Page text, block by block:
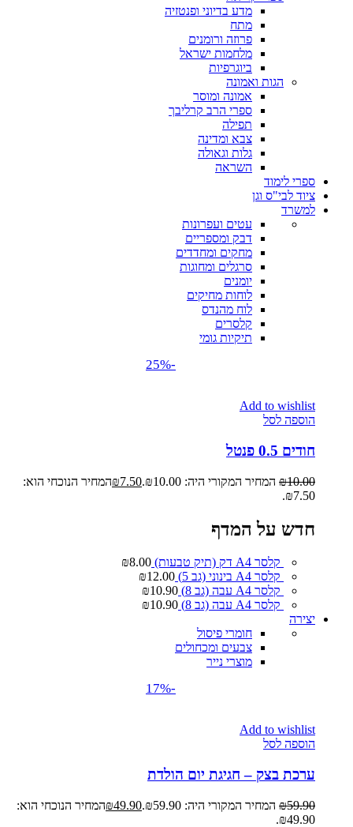
מדע בדיוני ופנטזיה
מתח
פרוזה ורומנים
מלחמות ישראל
ביוגרפיות
הגות ואמונה
אמונה ומוסר
ספרי הרב קרליבך
תפילה
צבא ומדינה
גלות וגאולה
השראה
ספרי לימוד
ציוד לבי"ס וגן
למשרד
עטים ועפרונות
דבק ומספריים
מחקים ומחדדים
סרגלים ומחוגות
יומנים
לוחות מחיקים
לוח מהנדס
קלסרים
תיקיות גומי
-25%
Add to wishlist
הוספה לסל
חודים 0.5 פנטל
₪10.00 המחיר המקורי היה: ₪10.00. ₪7.50
המחיר הנוכחי הוא:
₪7.50.
חדש על המדף
קלסר A4 דק (תיק טבעות) ₪8.00
קלסר A4 בינוני (גב 5)
₪12.00
קלסר A4 עבה (גב 8)
₪10.90
קלסר A4 עבה (גב 8)
₪10.90
יצירה
חומרי פיסול
צבעים ומכחולים
מוצרי נייר
-17%
Add to wishlist
הוספה לסל
ערכת בצק – חגיגת יום הולדת
₪59.90 המחיר המקורי היה: ₪59.90. ₪49.90
המחיר הנוכחי הוא:
₪49.90.